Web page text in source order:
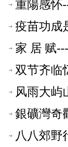
重陽感怀
疫苗功成
家 居 赋
双节齐临
风雨大屿
銀礦灣奇
八八郊野